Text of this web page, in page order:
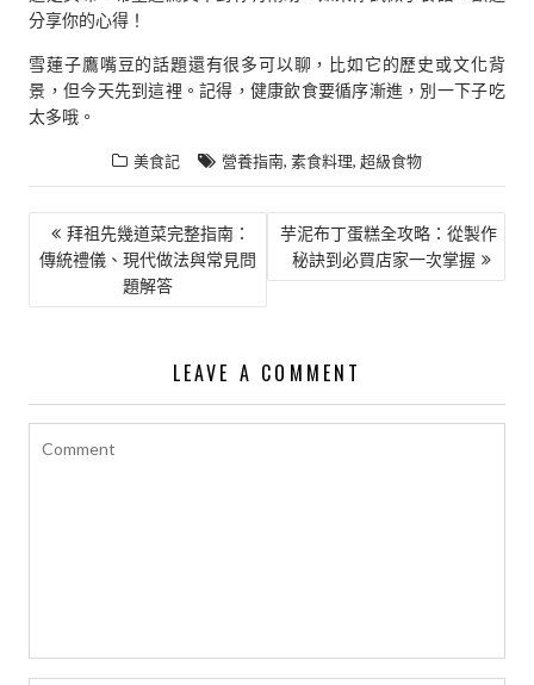
分享你的心得！
雪蓮子鷹嘴豆的話題還有很多可以聊，比如它的歷史或文化背
景，但今天先到這裡。記得，健康飲食要循序漸進，別一下子吃
太多哦。
美食記 營養指南, 素食料理, 超級食物
文
章
導
拜祖先幾道菜完整指南：
傳統禮儀、現代做法與常見問
題解答
芋泥布丁蛋糕全攻略：從製作
秘訣到必買店家一次掌握
LEAVE A COMMENT